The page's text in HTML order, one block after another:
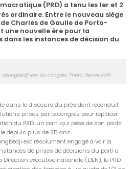
(PRD) a tenu les 1er et 2
ordinaire. Entre le nouveau siège
Charles de Gaulle de Porto-
une nouvelle ère pour la
les instances de décision du
Houngbédji lors du congrès. Photo: Benoit Koffi
dans le discours du président reconduit
prises par le congrès pour replacer
du PRD, un parti qui pèse de son poids
depuis plus de 25 ans.
est résolument engagé à voir la
de prises de décisions du parti a
exécutive nationale (DEN), le PRD